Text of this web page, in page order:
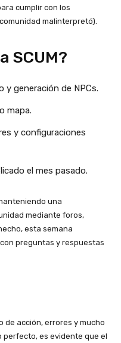
cumplir con los
malinterpretó).
SCUM?
y generación de NPCs.
mapa.
y configuraciones
el mes pasado.
una
mediante foros,
esta semana
con preguntas y respuestas
acción, errores y mucho
perfecto, es evidente que el